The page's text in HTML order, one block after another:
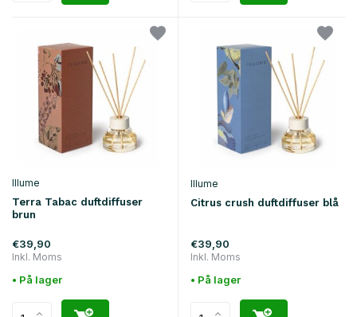
Illume
Terra Tabac duftdiffuser
brun
€39,90
Inkl. Moms
• På lager
Illume
Citrus crush duftdiffuser blå
€39,90
Inkl. Moms
• På lager